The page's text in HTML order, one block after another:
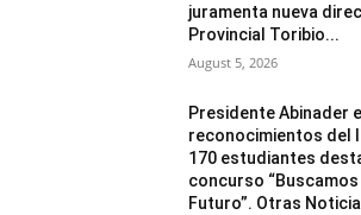
juramenta nueva
Provincial Toribio...
August 5, 2026
Presidente Abinader
reconocimientos del
170 estudiantes
concurso
Futuro”. Otras